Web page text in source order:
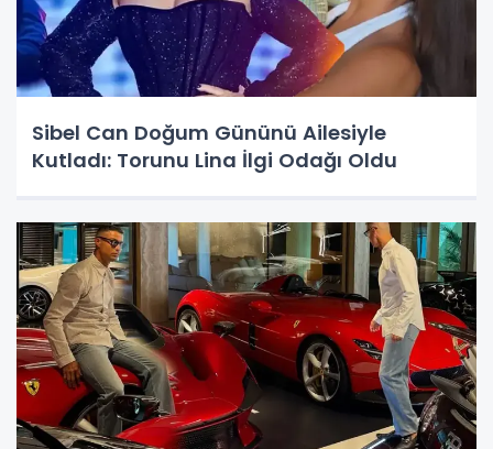
Sibel Can Doğum Gününü Ailesiyle
Kutladı: Torunu Lina İlgi Odağı Oldu